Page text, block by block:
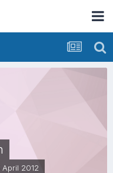
April 2012